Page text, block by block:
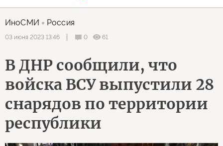
ИноСМИ Россия
03 июня 2023 13:46 0 61
В ДНР сообщили, что
войска ВСУ выпустили 28
снарядов по территории
республики